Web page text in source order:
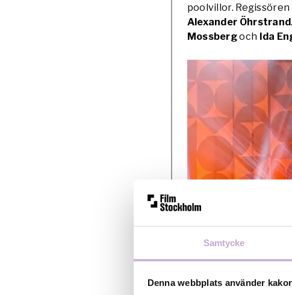
Samtycke
Denna webbplats använder kakor
poolvillor.
Alexander Öhrstrand
Mossbergoch Ida